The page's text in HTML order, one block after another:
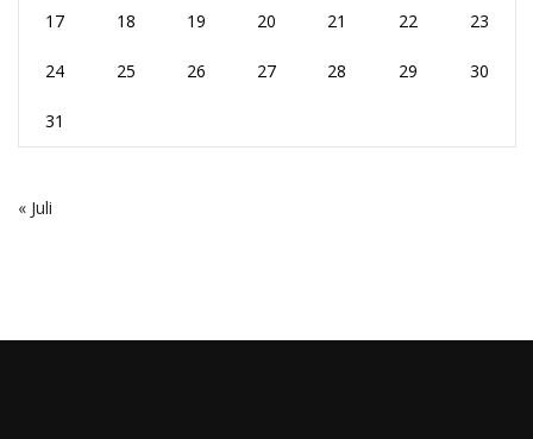
17 18 19 20 21 22 23
24 25 26 27 28 29 30
31
« Juli